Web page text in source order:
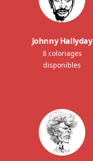
Johnny Hallyday
8 coloriages
disponibles